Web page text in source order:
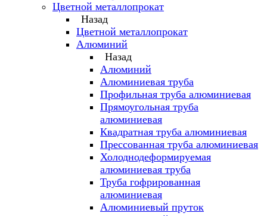
Цветной металлопрокат
Назад
Цветной металлопрокат
Алюминий
Назад
Алюминий
Алюминиевая труба
Профильная труба алюминиевая
Прямоугольная труба
алюминиевая
Квадратная труба алюминиевая
Прессованная труба алюминиевая
Холоднодеформируемая
алюминиевая труба
Труба гофрированная
алюминиевая
Алюминиевый пруток